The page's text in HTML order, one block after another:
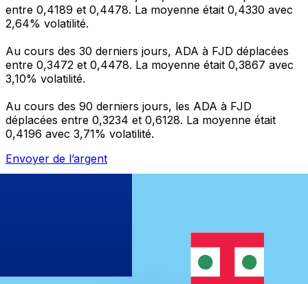
entre 0,4189 et 0,4478. La moyenne était 0,4330 avec
2,64% volatilité.
Au cours des 30 derniers jours, ADA à FJD déplacées
entre 0,3472 et 0,4478. La moyenne était 0,3867 avec
3,10% volatilité.
Au cours des 90 derniers jours, les ADA à FJD
déplacées entre 0,3234 et 0,6128. La moyenne était
0,4196 avec 3,71% volatilité.
Envoyer de l’argent
L'application Xe réunit toutes les fonctionnalités
nécessaires pour vos transferts d'argent internationaux
et la gestion de vos devises. Convertissez des devises,
programmez des alertes de taux et transférez de